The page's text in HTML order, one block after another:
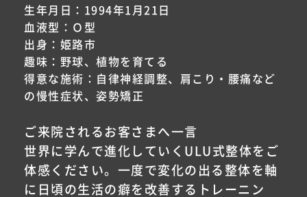
生年月日：1994年1月21日
血液型：Ｏ型
出身：姫路市
趣味：野球、植物を育てる
得意な施術：自律神経調整、肩こり・腰痛など
の慢性症状、姿勢矯正
ご来院されるお客さまへ一言
世界に学んで進化していくULU式整体をご
体感ください。一度で変化の出る整体を軸
に日頃の生活の癖を改善するトレーニン